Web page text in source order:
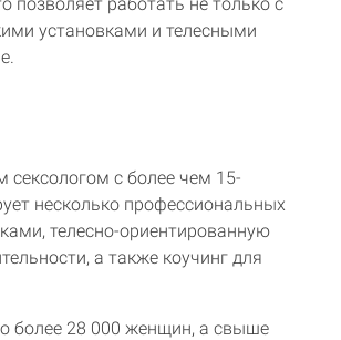
позволяет работать не только с
установками и телесными
с более чем 15-
несколько профессиональных
телесно-ориентированную
а также коучинг для
более 28 000 женщин, а свыше